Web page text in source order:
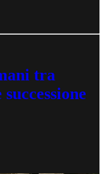
tra